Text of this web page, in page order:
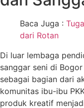
Baca Juga :
dari Rotan
Di luar lembaga
sanggar seni di
sebagai bagian dari
komunitas ibu-ibu
produk kreatif